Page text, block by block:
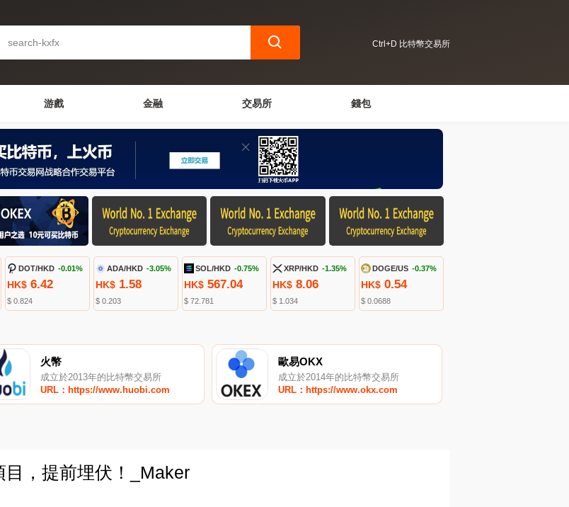
Ctrl+D 比特幣交易所
游戲 金融 交易所 錢包
DOT/HKD -0.01%
HK$6.42
$ 0.824
ADA/HKD -3.05%
HK$1.58
$ 0.203
SOL/HKD -0.75%
HK$ 567.04
$ 72.781
XRP/HKD -1.35%
HK$ 8.06
$ 1.034
DOGE/US -0.37%
HK$ 0.54
$ 0.0688
火幣
成立於2013年的比特幣交易所
URL：https://www.huobi.com
歐易OKX
成立於2014年的比特幣交易所
URL：https://www.okx.com
，提前埋伏！_Maker